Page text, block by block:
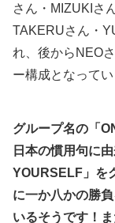
さん・MIZUKIさ
TAKERUさん・
れ、後からNEO
ー構成となってい
グループ名の「
日本の慣用句に
YOURSELF」を
に一か八かの勝
いるそうです！